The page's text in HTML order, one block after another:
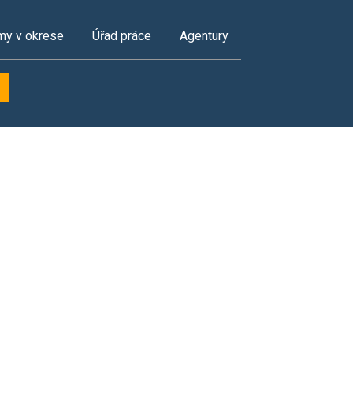
v okrese Úřad práce Agentury